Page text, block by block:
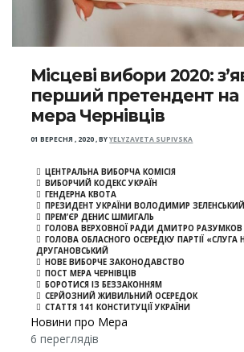
Місцеві вибори 2020:
перший претендент на
мера Чернівців
01 ВЕРЕСНЯ , 2020,BYYELYZAVETA SUPIVSKA
ЦЕНТРАЛЬНА ВИБОРЧА КОМІСІЯ
ВИБОРЧИЙ КОДЕКС УКРАЇН
ГЕНДЕРНА КВОТА
ПРЕЗИДЕНТ УКРАЇНИ ВОЛОДИМИР ЗЕЛЕНСЬКИЙ
ПРЕМ’ЄР ДЕНИС ШМИГАЛЬ
ГОЛОВА ВЕРХОВНОЇ РАДИ ДМИТРО РАЗУМКОВ
ГОЛОВА ОБЛАСНОГО ОСЕРЕДКУ ПАРТІЇ «СЛУГА
ДРУГАНОВСЬКИЙ
НОВЕ ВИБОРЧЕ ЗАКОНОДАВСТВО
ПОСТ МЕРА ЧЕРНІВЦІВ
БОРОТИСЯ ІЗ БЕЗЗАКОННЯМ
СЕРЙОЗНИЙ ЖИВИЛЬНИЙ ОСЕРЕДОК
СТАТТЯ 141 КОНСТИТУЦІЇ УКРАЇНИ
Новини про Мера
6 переглядів